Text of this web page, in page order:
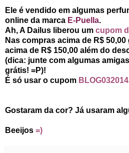
Ele é vendido em algumas
online da marca E-Puella.
Ah, A Dailus liberou um cupom
Nas compras acima de R$
acima de R$ 150,00 além do
(dica: junte com algumas
grátis! =P)!
É só usar o cupom BLOG032014
Gostaram da cor? Já usaram
Beeijos =)